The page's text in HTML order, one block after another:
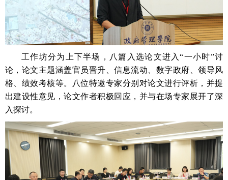
工作坊分为上下半场，八篇入选论文进入“一小时”讨
论，论文主题涵盖官员晋升、信息流动、数字政府、领导风
格、绩效考核等。八位特邀专家分别对论文进行评析，并提
出建设性意见，论文作者积极回应，并与在场专家展开了深
入探讨。